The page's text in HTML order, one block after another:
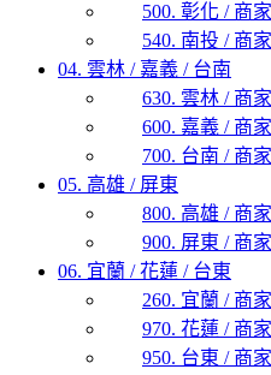
500. 彰化 / 商
540. 南投 / 商
04. 雲林 / 嘉義 / 台南
630. 雲林 / 商
600. 嘉義 / 商
700. 台南 / 商
05. 高雄 / 屏東
800. 高雄 / 商
900. 屏東 / 商
06. 宜蘭 / 花蓮 / 台東
260. 宜蘭 / 商
970. 花蓮 / 商
950. 台東 / 商